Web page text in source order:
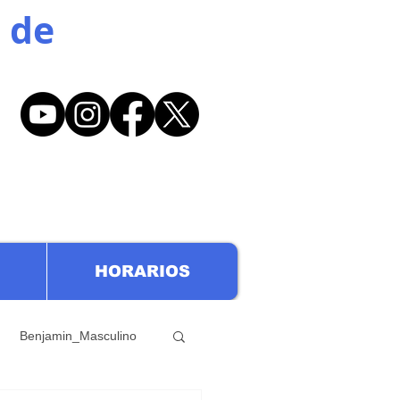
HORARIOS
Benjamin_Masculino